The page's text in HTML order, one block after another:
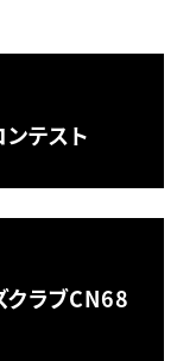
テスト
ラブCN68